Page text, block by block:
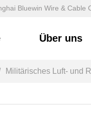
Bluewin Wire & Cable
Über uns
Militärisches Luft- und